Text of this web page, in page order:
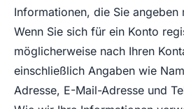
Informationen, die Sie angeben
Wenn Sie sich für ein Konto
möglicherweise nach Ihren
einschließlich Angaben wie
Adresse, E-Mail-Adresse und